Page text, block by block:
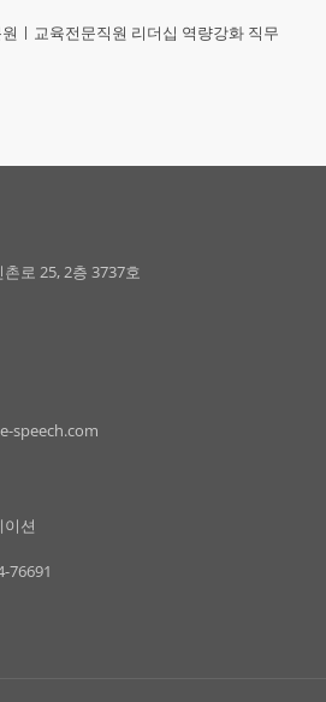
ㅣ교육전문직원 리더십 역량강화 직무
로 25, 2층 3737호
speech.com
션
76691